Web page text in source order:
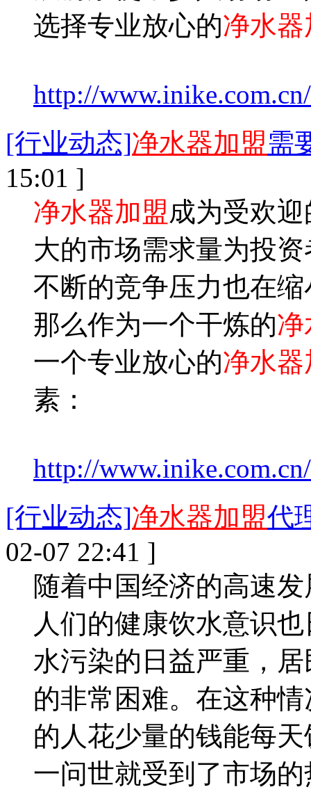
选择专业放心的净水器
http://
[行业动态]净水器加盟需
15:01 ]
净水器加盟成为受欢
大的市场需求量为投
不断的竞争压力也在
那么作为一个干炼的净
一个专业放心的净水器
素：
http://
[行业动态]净水器加盟代
02-07 22:41 ]
随着中国经济的高速
人们的健康饮水意识
水污染的日益严重，
的非常困难。在这种
的人花少量的钱能每
一问世就受到了市场